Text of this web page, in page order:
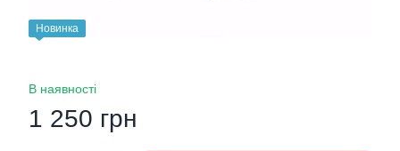
Новинка
В наявності
1 250 грн